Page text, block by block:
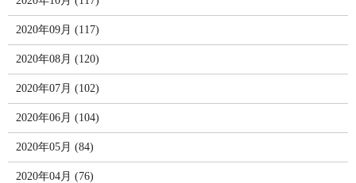
2020年09月 (117)
2020年08月 (120)
2020年07月 (102)
2020年06月 (104)
2020年05月 (84)
2020年04月 (76)